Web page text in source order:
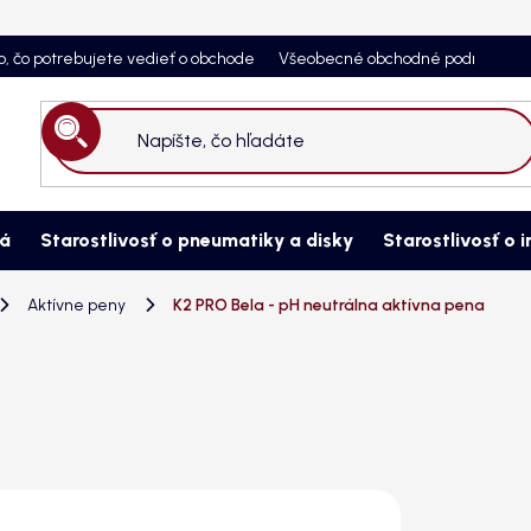
čo potrebujete vedieť o obchode Všeobecné obchodné podmienky
Hľadať
Starostlivosť o pneumatiky a disky Starostlivosť o
Aktívne peny K2 PRO Bela - pH neutrálna aktívna pena